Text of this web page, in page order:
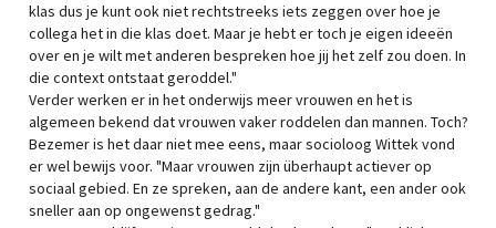
klas dus je kunt ook niet rechtstreeks iets zeggen over hoe je
collega het in die klas doet. Maar je hebt er toch je eigen ideeën
over en je wilt met anderen bespreken hoe jij het zelf zou doen. In
die context ontstaat geroddel."
Verder werken er in het onderwijs meer vrouwen en het is
algemeen bekend dat vrouwen vaker roddelen dan mannen. Toch?
Bezemer is het daar niet mee eens, maar socioloog Wittek vond
er wel bewijs voor. "Maar vrouwen zijn überhaupt actiever op
sociaal gebied. En ze spreken, aan de andere kant, een ander ook
sneller aan op ongewenst gedrag."